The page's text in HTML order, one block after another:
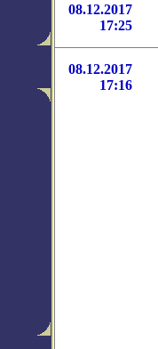
08.12.2017
17:25
08.12.2017
17:16